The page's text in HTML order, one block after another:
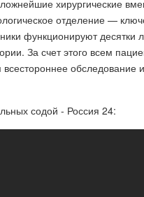
хирургические
отделение —
функционируют десятки
За счет этого всем
содой - Россия 24: